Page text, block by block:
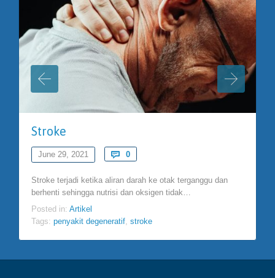
Stroke
June 29, 2021  0Comments
Stroke terjadi ketika aliran darah ke otak terganggu dan
berhenti sehingga nutrisi dan oksigen tidak…
Posted in: Artikel
Tags: penyakit degeneratif stroke